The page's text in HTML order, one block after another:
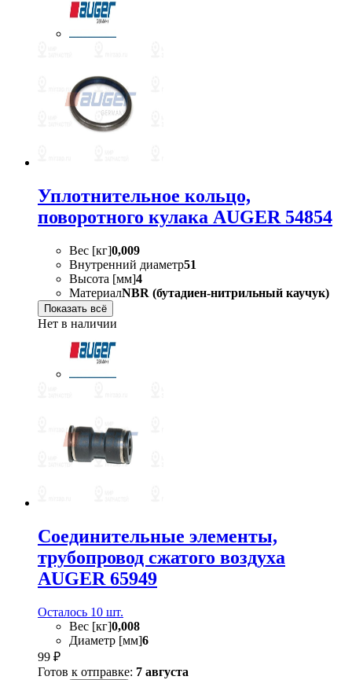
Уплотнительное кольцо,
поворотного кулака AUGER 54854
Вес [кг]0,009
Внутренний диаметр51
Высота [мм]4
МатериалNBR (бутадиен-нитрильный каучук)
Показать всё
Нет в наличии
Соединительные элементы,
трубопровод сжатого воздуха
AUGER 65949
Осталось 10 шт.
Вес [кг]0,008
Диаметр [мм]6
99 ₽
Готов к отправке: 7 августа